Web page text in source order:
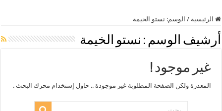
الرئيسية / الوسم: نستو الخيمة
أرشيف الوسم : نستو الخيمة
غير موجود !
المعذرة ولكن الصفحة المطلوبة غير موجودة .. حاول إستخدام محرك البحث .